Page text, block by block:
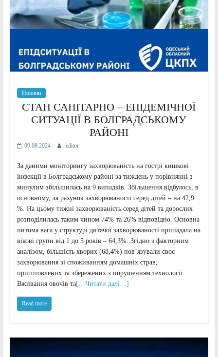
Новини
СТАН САНІТАРНО – ЕПІДЕМІЧНОЇ
СИТУАЦІЇ В БОЛГРАДСЬКОМУ
РАЙОНІ
09.08.2024 editor
За даними моніторингу захворюваність на гострі кишкові
інфекції в Болградському районі за тиждень у порівнянні з
минулим збільшилась на 9 випадків. Збільшення відбулось, в
основному, за рахунок захворюваності серед дітей – на 42,9
%. На цьому тижні захворюваність серед дітей та дорослих
розподілилась таким чином 74% та 26% відповідно. Основна
питома вага у структурі дитячої захворюваності припадала на
вікові групи від 1 до 5 років – 64,3%. Згідно з факторним
аналізом, більшість хворих (68,4%) пов’язували своє
захворювання зі споживанням домашніх страв,
приготовлених та збережених з порушенням технології.
Вживання овочів та[…Читати далі…]
Read more